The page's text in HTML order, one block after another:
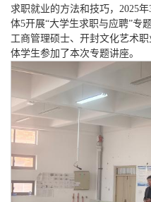
求职就业的方法和技巧，2025
体5开展“大学生求职与应聘”专
工商管理硕士、开封文化艺术
体学生参加了本次专题讲座。